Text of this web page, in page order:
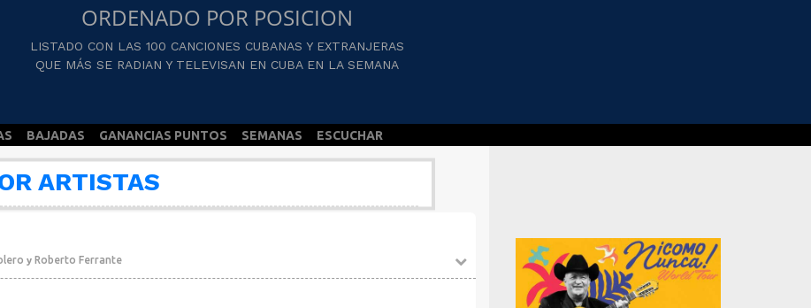
ORDENADO POR POSICION
LISTADO CON LAS 100 CANCIONES CUBANAS Y EXTRANJERAS
QUE MÁS SE RADIAN Y TELEVISAN EN CUBA EN LA SEMANA
BAJADAS GANANCIAS PUNTOS SEMANAS ESCUCHAR
ARTISTAS
y Roberto Ferrante